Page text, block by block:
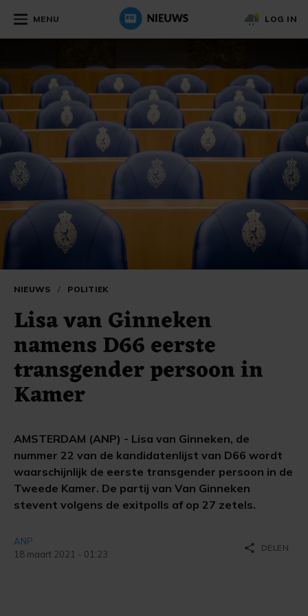
MENU LOG IN
NIEUWS / POLITIEK
Lisa van Ginneken
namens D66 eerste
transgender persoon in
Kamer
AMSTERDAM (ANP) - Lisa van Ginneken, de
nummer 22 van de kandidatenlijst van D66 wordt
waarschijnlijk de eerste transgender persoon in de
Tweede Kamer. De partij van Van Ginneken
stevent volgens de exitpolls af op 27 zetels.
ANP
18 maart 2021 - 01:23
share DELEN